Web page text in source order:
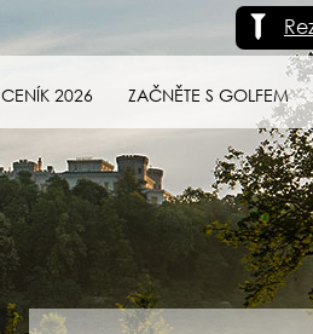
CENÍK 2026 ZAČNĚTE S GOLFEM